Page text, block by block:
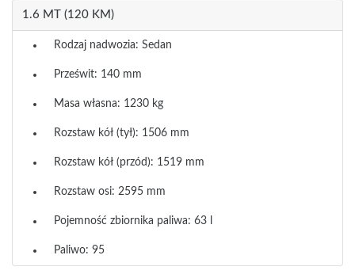
1.6 MT (120 KM)
Rodzaj nadwozia: Sedan
Prześwit: 140 mm
Masa własna: 1230 kg
Rozstaw kół (tył): 1506 mm
Rozstaw kół (przód): 1519 mm
Rozstaw osi: 2595 mm
Pojemność zbiornika paliwa: 63 l
Paliwo: 95